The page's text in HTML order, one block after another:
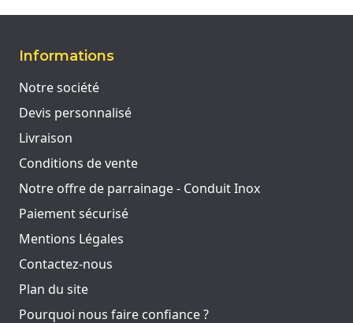
Informations
Notre société
Devis personnalisé
Livraison
Conditions de vente
Notre offre de parrainage - Conduit Inox
Paiement sécurisé
Mentions Légales
Contactez-nous
Plan du site
Pourquoi nous faire confiance ?